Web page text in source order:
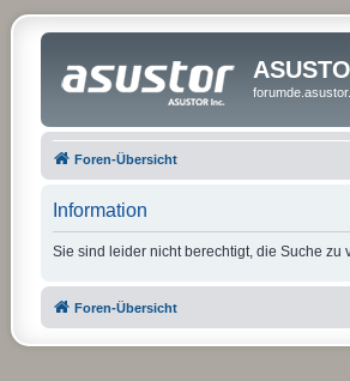
Foren-Übersicht
Information
Sie sind leider nicht berechtigt, die Suche zu
Foren-Übersicht